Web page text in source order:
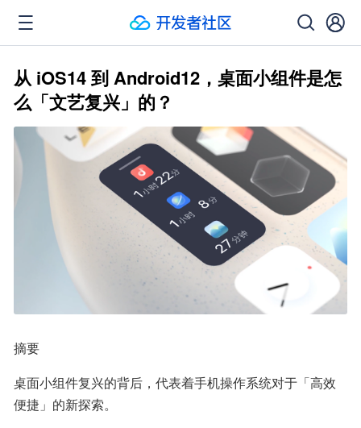
从 iOS14 到 Android12，桌面小组件是怎
么「文艺复兴」的？
摘要
桌面小组件复兴的背后，代表着手机操作系统对于「高效
便捷」的新探索。